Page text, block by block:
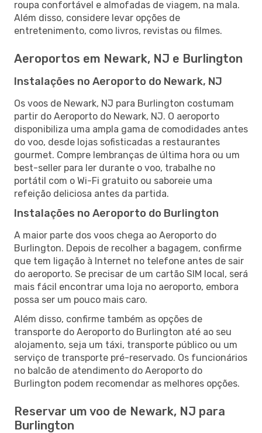
roupa confortável e almofadas de viagem, na mala.
Além disso, considere levar opções de
entretenimento, como livros, revistas ou filmes.
Aeroportos em Newark, NJ e Burlington
Instalações no Aeroporto do Newark, NJ
Os voos de Newark, NJ para Burlington costumam
partir do Aeroporto do Newark, NJ. O aeroporto
disponibiliza uma ampla gama de comodidades antes
do voo, desde lojas sofisticadas a restaurantes
gourmet. Compre lembranças de última hora ou um
best-seller para ler durante o voo, trabalhe no
portátil com o Wi-Fi gratuito ou saboreie uma
refeição deliciosa antes da partida.
Instalações no Aeroporto do Burlington
A maior parte dos voos chega ao Aeroporto do
Burlington. Depois de recolher a bagagem, confirme
que tem ligação à Internet no telefone antes de sair
do aeroporto. Se precisar de um cartão SIM local, será
mais fácil encontrar uma loja no aeroporto, embora
possa ser um pouco mais caro.
Além disso, confirme também as opções de
transporte do Aeroporto do Burlington até ao seu
alojamento, seja um táxi, transporte público ou um
serviço de transporte pré-reservado. Os funcionários
no balcão de atendimento do Aeroporto do
Burlington podem recomendar as melhores opções.
Reservar um voo de Newark, NJ para
Burlington